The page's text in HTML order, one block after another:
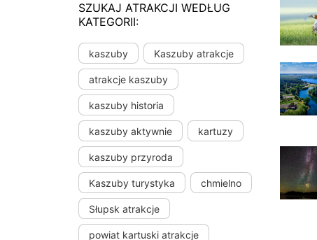
SZUKAJ ATRAKCJI WEDŁUG
KATEGORII:
kaszuby Kaszuby atrakcje
atrakcje kaszuby
kaszuby historia
kaszuby aktywnie kartuzy
kaszuby przyroda
Kaszuby turystyka chmielno
Słupsk atrakcje
powiat kartuski atrakcje